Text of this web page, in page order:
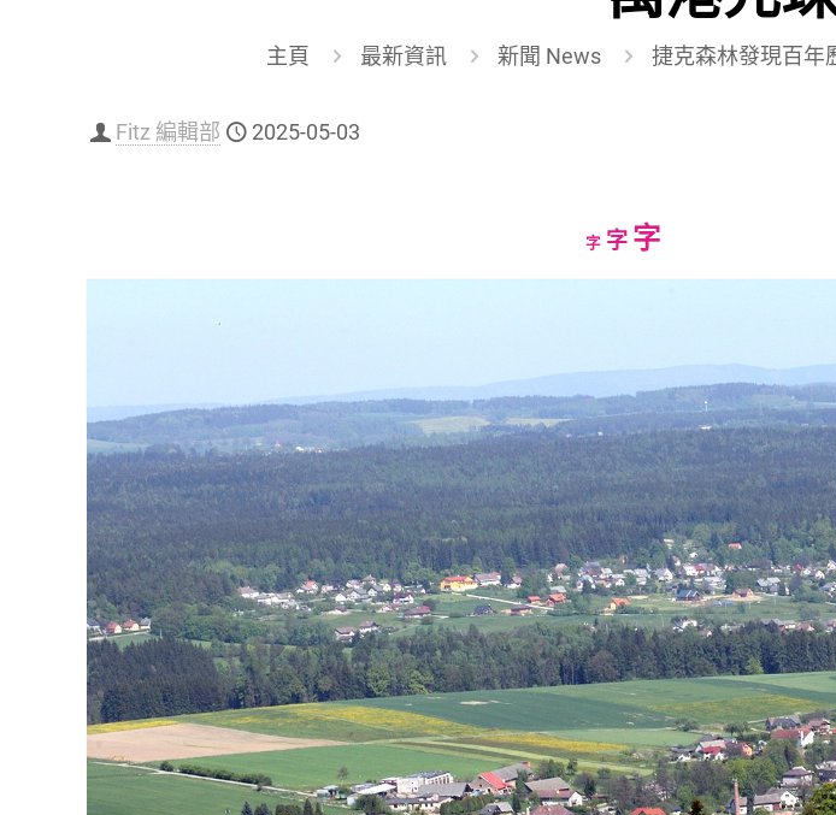
主頁 最新資訊 新聞 News 捷克森林發現百年
Fitz 編輯部 2025-05-03
字Decrease
字Reset
字Increase
font